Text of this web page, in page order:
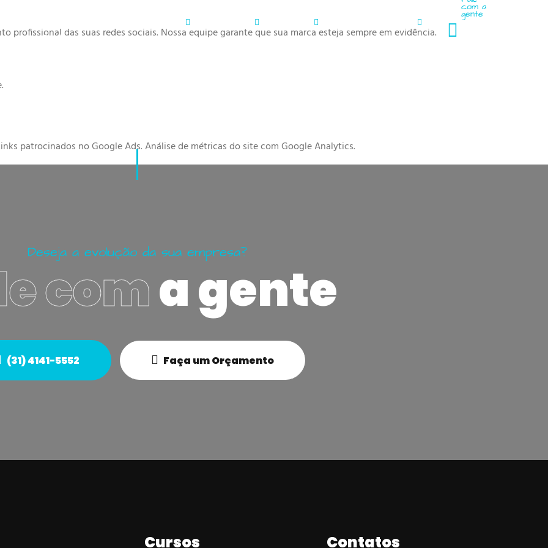
WebSite
com a
gente
das suas redes sociais. Nossa equipe garante que sua marca esteja sempre em evidência.
patrocinados no Google Ads. Análise de métricas do site com Google Analytics.
Deseja a evolução da sua empresa?
coma gente
(31) 4141-5552 Faça um Orçamento
Cursos Contatos